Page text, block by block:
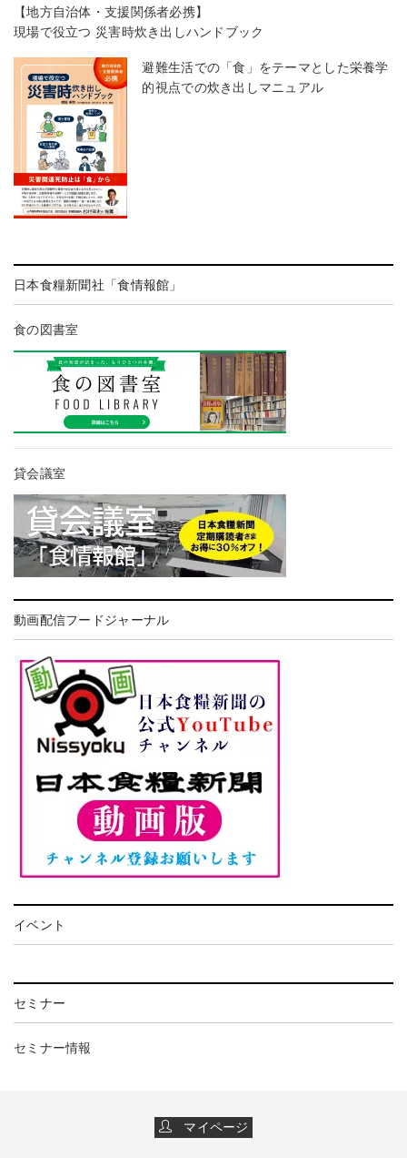
【地方自治体・支援関係者必携】
現場で役立つ 災害時炊き出しハンドブック
避難生活での「食」をテーマとした栄養学
的視点での炊き出しマニュアル
日本食糧新聞社「食情報館」
食の図書室
貸会議室
動画配信フードジャーナル
イベント
セミナー
セミナー情報
マイページ